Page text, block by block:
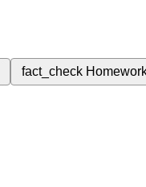
fact_check